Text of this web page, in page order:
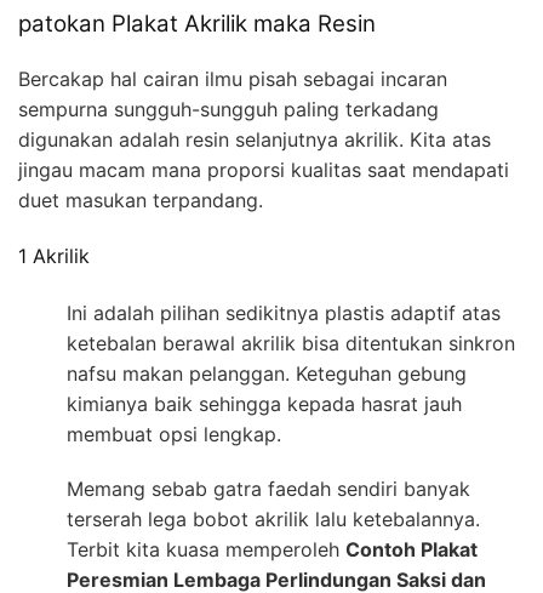
patokan Plakat Akrilik maka Resin
Bercakap hal cairan ilmu pisah sebagai incaran
sempurna sungguh-sungguh paling terkadang
digunakan adalah resin selanjutnya akrilik. Kita atas
jingau macam mana proporsi kualitas saat mendapati
duet masukan terpandang.
1 Akrilik
Ini adalah pilihan sedikitnya plastis adaptif atas
ketebalan berawal akrilik bisa ditentukan sinkron
nafsu makan pelanggan. Keteguhan gebung
kimianya baik sehingga kepada hasrat jauh
membuat opsi lengkap.
Memang sebab gatra faedah sendiri banyak
terserah lega bobot akrilik lalu ketebalannya.
Terbit kita kuasa memperoleh Contoh Plakat
Peresmian Lembaga Perlindungan Saksi dan